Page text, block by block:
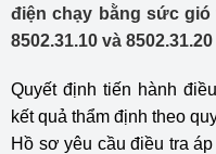
điện chạy bằng sức
8502.31.10 và
Quyết định tiến hành
kết quả thẩm định theo
Hồ sơ yêu cầu điều tra